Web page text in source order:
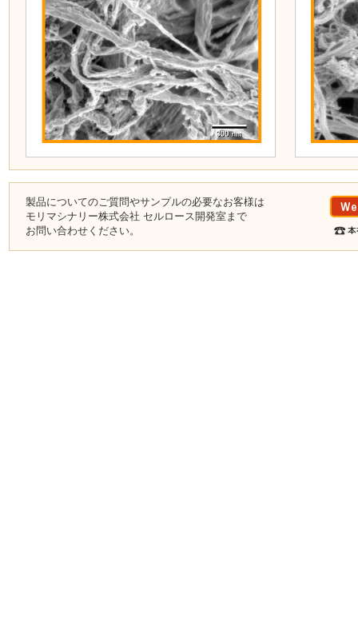
製品についてのご質問やサンプルの必要なお客様は
モリマシナリー株式会社 セルロース開発室まで
お問い合わせください。